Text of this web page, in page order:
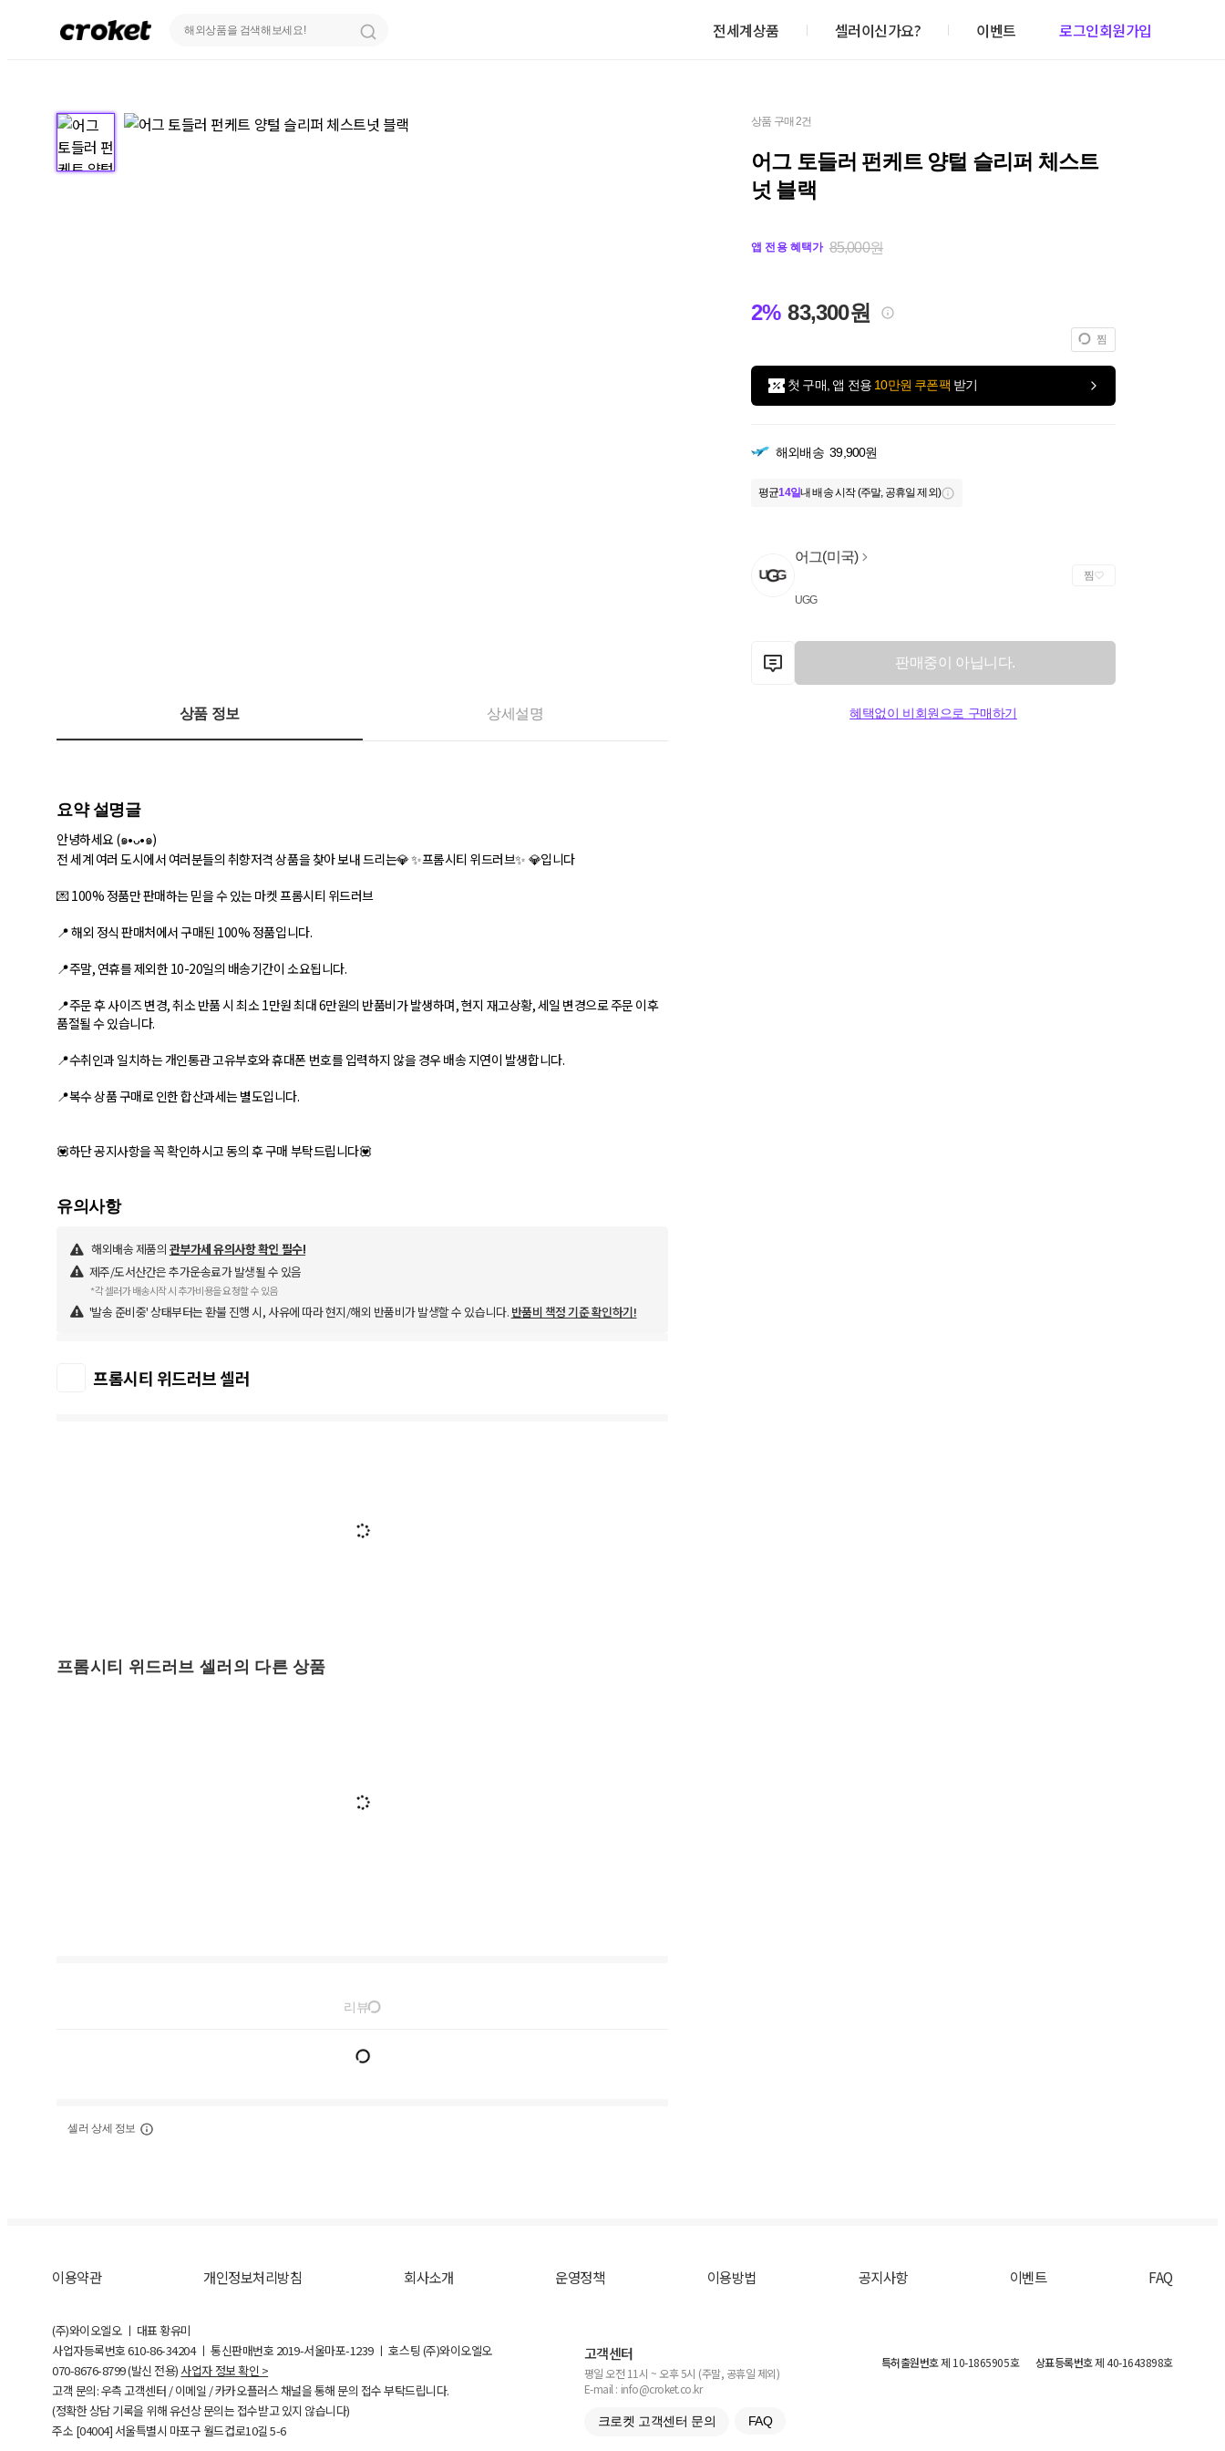
전세계상품 셀러이신가요? 이벤트 로그인회원가입
상품 구매 2건
어그 토들러 펀케트 양털 슬리퍼 체스트
넛 블랙
앱 전용 혜택가 85,000원
2% 83,300원
찜
첫 구매, 앱 전용 10만원 쿠폰팩 받기
해외배송 39,900원
평균14일내 배송 시작 (주말, 공휴일 제외)
어그(미국)
UGG
찜
판매중이 아닙니다.
혜택없이 비회원으로 구매하기
상품 정보 상세설명
요약 설명글
안녕하세요 (๑•ᴗ•๑)
전 세계 여러 도시에서 여러분들의 취향저격 상품을 찾아 보내 드리는💎 ✨프롬시티 위드러브✨ 💎입니다
💌 100% 정품만 판매하는 믿을 수 있는 마켓 프롬시티 위드러브
📍 해외 정식 판매처에서 구매된 100% 정품입니다.
📍주말, 연휴를 제외한 10-20일의 배송기간이 소요됩니다.
📍주문 후 사이즈 변경, 취소 반품 시 최소 1만원 최대 6만원의 반품비가 발생하며, 현지 재고상황, 세일 변경으로 주문 이후
품절될 수 있습니다.
📍수취인과 일치하는 개인통관 고유부호와 휴대폰 번호를 입력하지 않을 경우 배송 지연이 발생합니다.
📍복수 상품 구매로 인한 합산과세는 별도입니다.
💟하단 공지사항을 꼭 확인하시고 동의 후 구매 부탁드립니다💟
유의사항
해외배송 제품의 관부가세 유의사항 확인 필수!
제주/도서산간은 추가운송료가 발생될 수 있음
*각 셀러가 배송시작 시 추가비용을 요청할 수 있음
'발송 준비중' 상태부터는 환불 진행 시, 사유에 따라 현지/해외 반품비가 발생할 수 있습니다. 반품비 책정 기준 확인하기!
프롬시티 위드러브 셀러
프롬시티 위드러브 셀러의 다른 상품
리뷰
셀러 상세 정보
이용약관 개인정보처리방침 회사소개 운영정책 이용방법 공지사항 이벤트 FAQ
(주)와이오엘오 ㅣ 대표 황유미
사업자등록번호610-86-34204ㅣ 통신판매번호 2019-서울마포-1239 ㅣ 호스팅 (주)와이오엘오
070-8676-8799 (발신 전용) 사업자 정보 확인 >
고객 문의: 우측 고객센터 / 이메일 / 카카오플러스 채널을 통해 문의 접수 부탁드립니다.
(정확한 상담 기록을 위해 유선상 문의는 접수받고 있지 않습니다)
주소 [04004] 서울특별시 마포구 월드컵로10길5-6
고객센터
평일 오전 11시 ~ 오후 5시 (주말, 공휴일 제외)
E-mail : info@croket.co.kr
크로켓 고객센터 문의 FAQ
특허출원번호제 10-1865905호 상표등록번호제 40-1643898호